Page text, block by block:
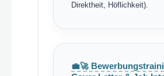
Direktheit, Höflichkeit).
💼🚀